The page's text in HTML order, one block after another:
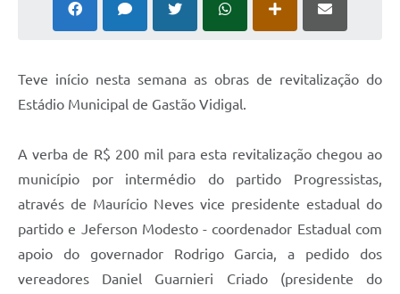
Teve início nesta semana as obras de revitalização do
Estádio Municipal de Gastão Vidigal.
A verba de R$ 200 mil para esta revitalização chegou ao
município por intermédio do partido Progressistas,
através de Maurício Neves vice presidente estadual do
partido e Jeferson Modesto - coordenador Estadual com
apoio do governador Rodrigo Garcia, a pedido dos
vereadores Daniel Guarnieri Criado (presidente do